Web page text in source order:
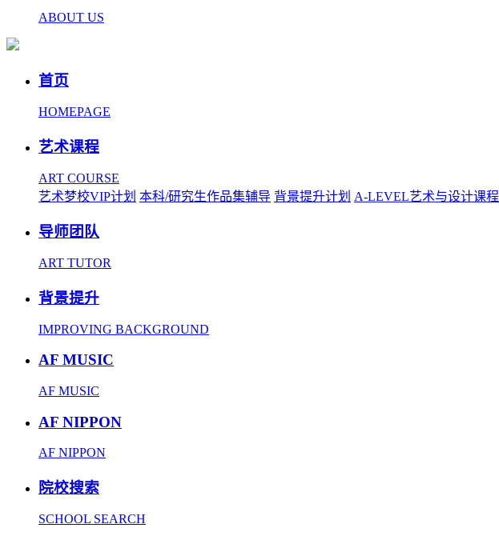
ABOUT US
首页
HOMEPAGE
艺术课程
ART COURSE
艺术梦校VIP计划 本科/研究生作品集辅导 背景提升计划 A-LEVEL艺术与设计课程
导师团队
ART TUTOR
背景提升
IMPROVING BACKGROUND
AF MUSIC
AF MUSIC
AF NIPPON
AF NIPPON
院校搜索
SCHOOL SEARCH